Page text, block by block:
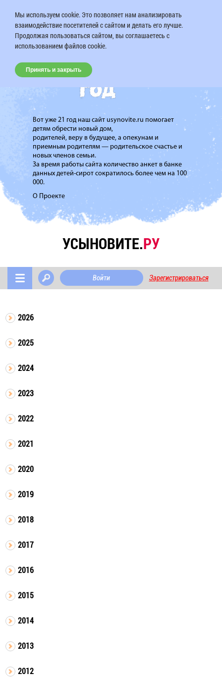
Вот уже 21 год наш сайт usynovite.ru помогает
детям обрести новый дом,
родителей, веру в будущее, а опекунам и
приемным родителям — родительское счастье и
новых членов семьи.
За время работы сайта количество анкет в банке
данных детей-сирот сократилось более чем на 100
000.
О Проекте
УСЫНОВИТЕ.РУ
Войти Зарегистрироваться
2026
2025
2024
2023
2022
2021
2020
2019
2018
2017
2016
2015
2014
2013
2012
Мы используем cookie. Это позволяет нам анализировать
взаимодействие посетителей с сайтом и делать его лучше.
Продолжая пользоваться сайтом, вы соглашаетесь с
использованием файлов cookie.
Принять и закрыть